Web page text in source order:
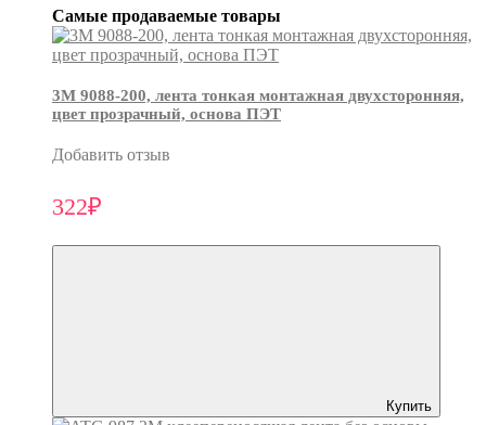
Самые продаваемые товары
3М 9088-200, лента тонкая монтажная двухсторонняя,
цвет прозрачный, основа ПЭТ
Добавить отзыв
322₽
Купить